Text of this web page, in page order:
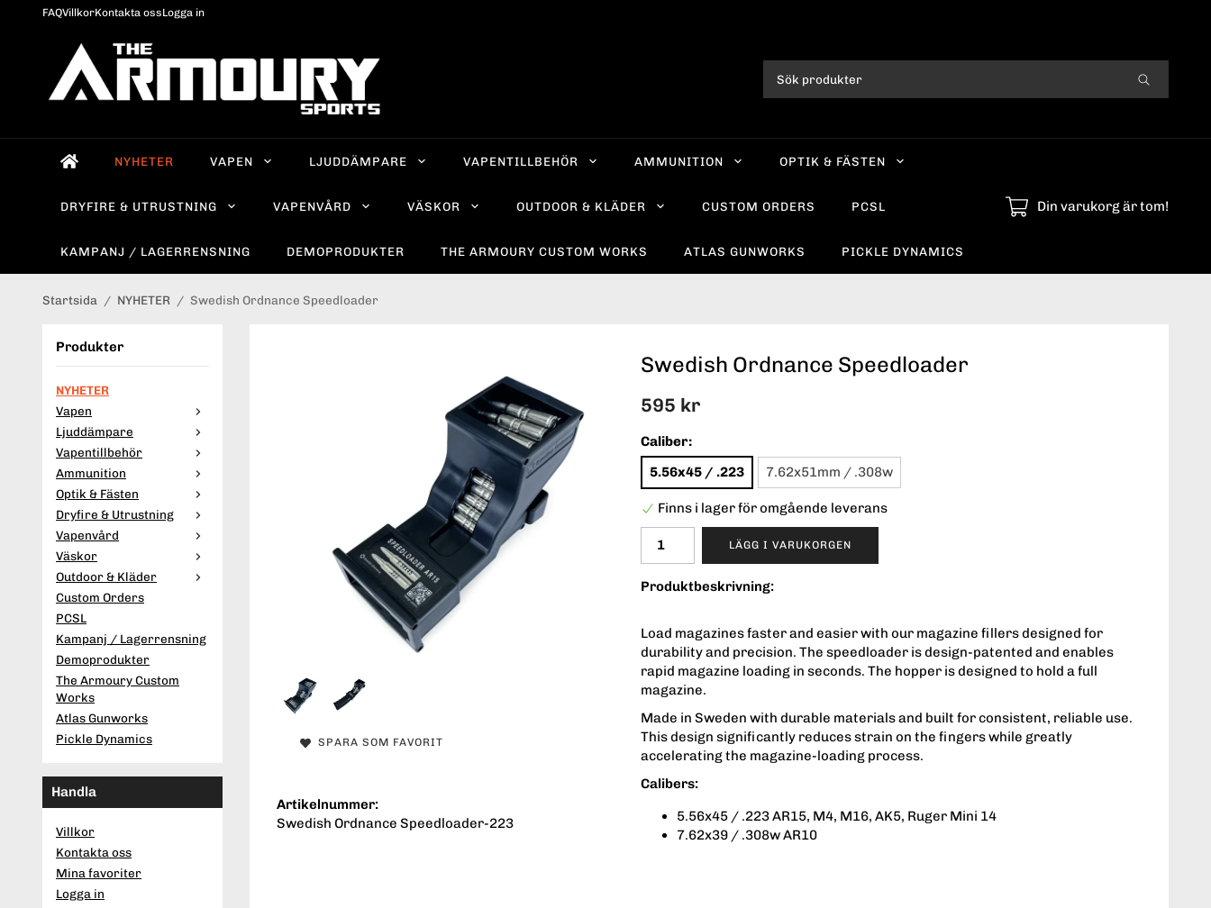
FAQVillkorKontakta ossLogga in
NYHETER VAPEN LJUDDÄMPARE VAPENTILLBEHÖR AMMUNITION OPTIK & FÄSTEN
DRYFIRE & UTRUSTNING VAPENVÅRD VÄSKOR OUTDOOR & KLÄDER CUSTOM ORDERS PCSL
KAMPANJ / LAGERRENSNING DEMOPRODUKTER THE ARMOURY CUSTOM WORKS ATLAS GUNWORKS PICKLE DYNAMICS
Din varukorg är tom!
Startsida / NYHETER / Swedish Ordnance Speedloader
Produkter
NYHETER
Vapen
Ljuddämpare
Vapentillbehör
Ammunition
Optik & Fästen
Dryfire & Utrustning
Vapenvård
Väskor
Outdoor & Kläder
Custom Orders
PCSL
Kampanj / Lagerrensning
Demoprodukter
The Armoury Custom
Works
Atlas Gunworks
Pickle Dynamics
Handla
Villkor
Kontakta oss
Mina favoriter
Logga in
Swedish Ordnance Speedloader
595 kr
Caliber:
5.56x45 / .223
7.62x51mm / .308w
Finns i lager för omgående leverans
LÄGG I VARUKORGEN
Produktbeskrivning:
Load magazines faster and easier with our magazine fillers designed for
durability and precision. The speedloader is design-patented and enables
rapid magazine loading in seconds. The hopper is designed to hold a full
magazine.
Made in Sweden with durable materials and built for consistent, reliable use.
This design significantly reduces strain on the fingers while greatly
accelerating the magazine-loading process.
Calibers:
5.56x45 / .223 AR15, M4, M16, AK5, Ruger Mini 14
7.62x39 / .308w AR10
SPARA SOM FAVORIT
Artikelnummer:
Swedish Ordnance Speedloader-223